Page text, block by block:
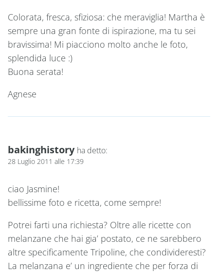
Colorata, fresca, sfiziosa: che meraviglia! Martha è
sempre una gran fonte di ispirazione, ma tu sei
bravissima! Mi piacciono molto anche le foto,
splendida luce :)
Buona serata!
Agnese
bakinghistory ha detto:
28 Luglio 2011 alle 17:39
ciao Jasmine!
bellissime foto e ricetta, come sempre!
Potrei farti una richiesta? Oltre alle ricette con
melanzane che hai gia’ postato, ce ne sarebbero
altre specificamente Tripoline, che condivideresti?
La melanzana e’ un ingrediente che per forza di